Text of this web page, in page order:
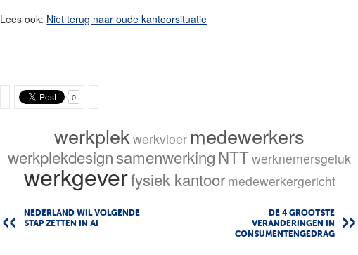
Lees ook: Niet terug naar oude kantoorsituatie
0
werkplek werkvloer medewerkers
werkplekdesignsamenwerkingNTTwerknemersgeluk
werkgeverfysiek kantoor medewerkergericht
NEDERLAND WIL VOLGENDE
STAP ZETTEN IN AI
DE 4 GROOTSTE
VERANDERINGEN IN
CONSUMENTENGEDRAG